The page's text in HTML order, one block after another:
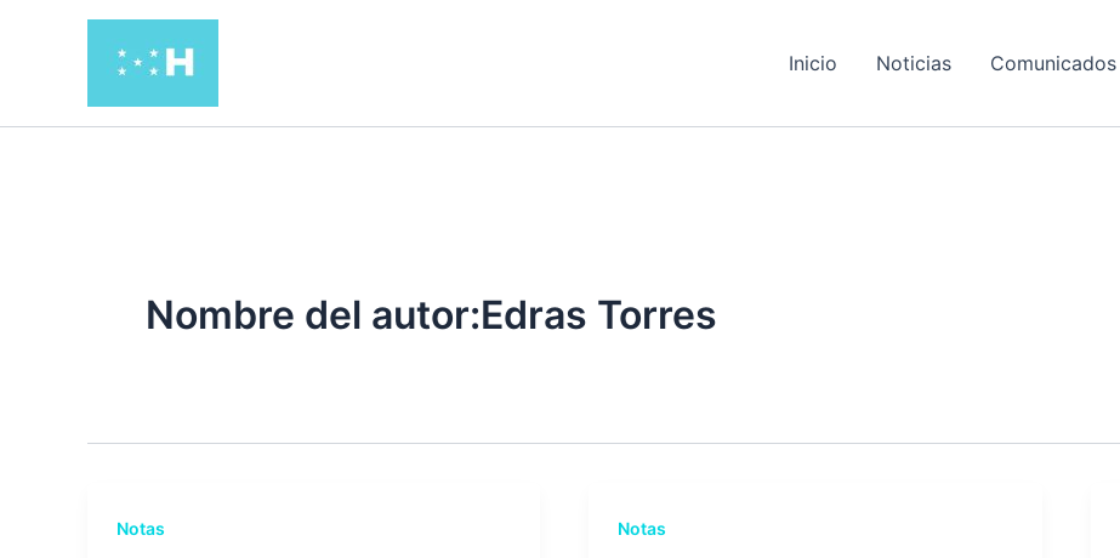
Inicio Noticias Comunicados
Nombre del autor:Edras Torres
Notas Notas